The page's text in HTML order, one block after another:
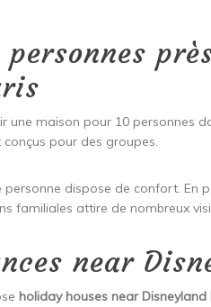
une maison pour 10 personnes
pour des groupes.
dispose de confort. En
familiales attire de nombreux
near
holiday houses near Disneyland